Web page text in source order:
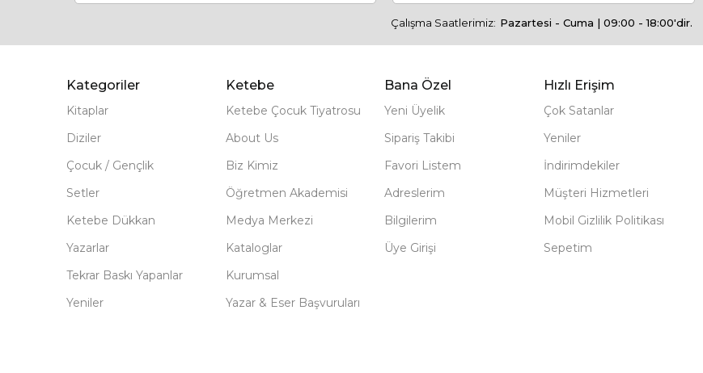
Çalışma Saatlerimiz: Pazartesi - Cuma | 09:00 - 18:00'dir.
Kategoriler
Kitaplar
Diziler
Çocuk / Gençlik
Setler
Ketebe Dükkan
Yazarlar
Tekrar Baskı Yapanlar
Yeniler
Ketebe
Ketebe Çocuk Tiyatrosu
About Us
Biz Kimiz
Öğretmen Akademisi
Medya Merkezi
Kataloglar
Kurumsal
Yazar & Eser Başvuruları
Bana Özel
Yeni Üyelik
Sipariş Takibi
Favori Listem
Adreslerim
Bilgilerim
Üye Girişi
Hızlı Erişim
Çok Satanlar
Yeniler
İndirimdekiler
Müşteri Hizmetleri
Mobil Gizlilik Politikası
Sepetim